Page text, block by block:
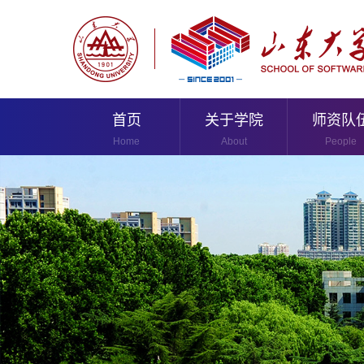
首页
Home
关于学院
About
师资队
People